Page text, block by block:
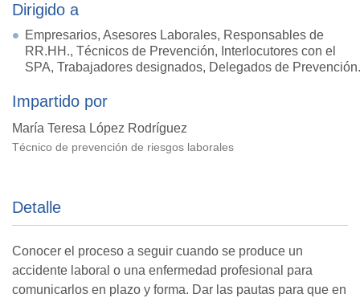
Dirigido a
Empresarios, Asesores Laborales, Responsables de
RR.HH., Técnicos de Prevención, Interlocutores con el
SPA, Trabajadores designados, Delegados de Prevención.
Impartido por
María Teresa López Rodríguez
Técnico de prevención de riesgos laborales
Detalle
Conocer el proceso a seguir cuando se produce un
accidente laboral o una enfermedad profesional para
comunicarlos en plazo y forma. Dar las pautas para que en